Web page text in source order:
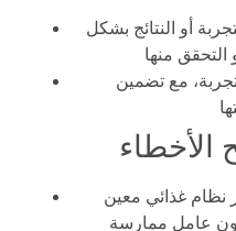
أو النتائج بشكل
مع تضمين
الأخطاء
نظام غذائي معين
عامل ممارسة